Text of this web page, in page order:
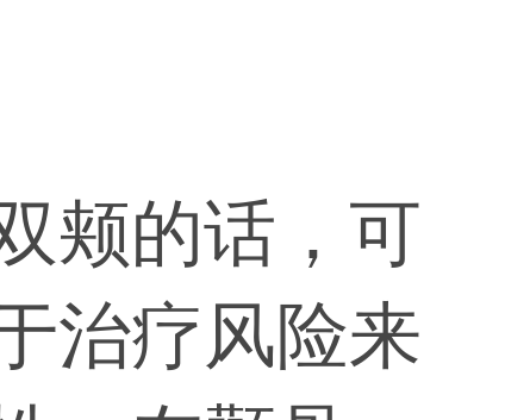
颊的话，可
治疗风险来